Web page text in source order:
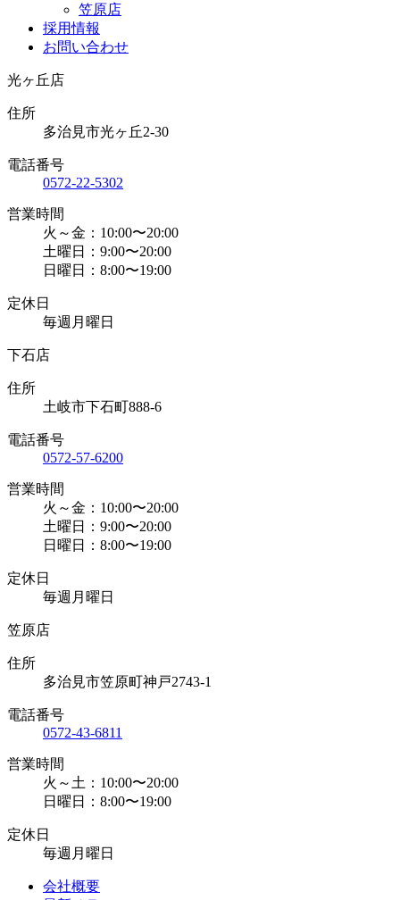
笠原店
採用情報
お問い合わせ
光ヶ丘店
住所
多治見市光ヶ丘2-30
電話番号
0572-22-5302
営業時間
火～金：10:00〜20:00
土曜日：9:00〜20:00
日曜日：8:00〜19:00
定休日
毎週月曜日
下石店
住所
土岐市下石町888-6
電話番号
0572-57-6200
営業時間
火～金：10:00〜20:00
土曜日：9:00〜20:00
日曜日：8:00〜19:00
定休日
毎週月曜日
笠原店
住所
多治見市笠原町神戸2743-1
電話番号
0572-43-6811
営業時間
火～土：10:00〜20:00
日曜日：8:00〜19:00
定休日
毎週月曜日
会社概要